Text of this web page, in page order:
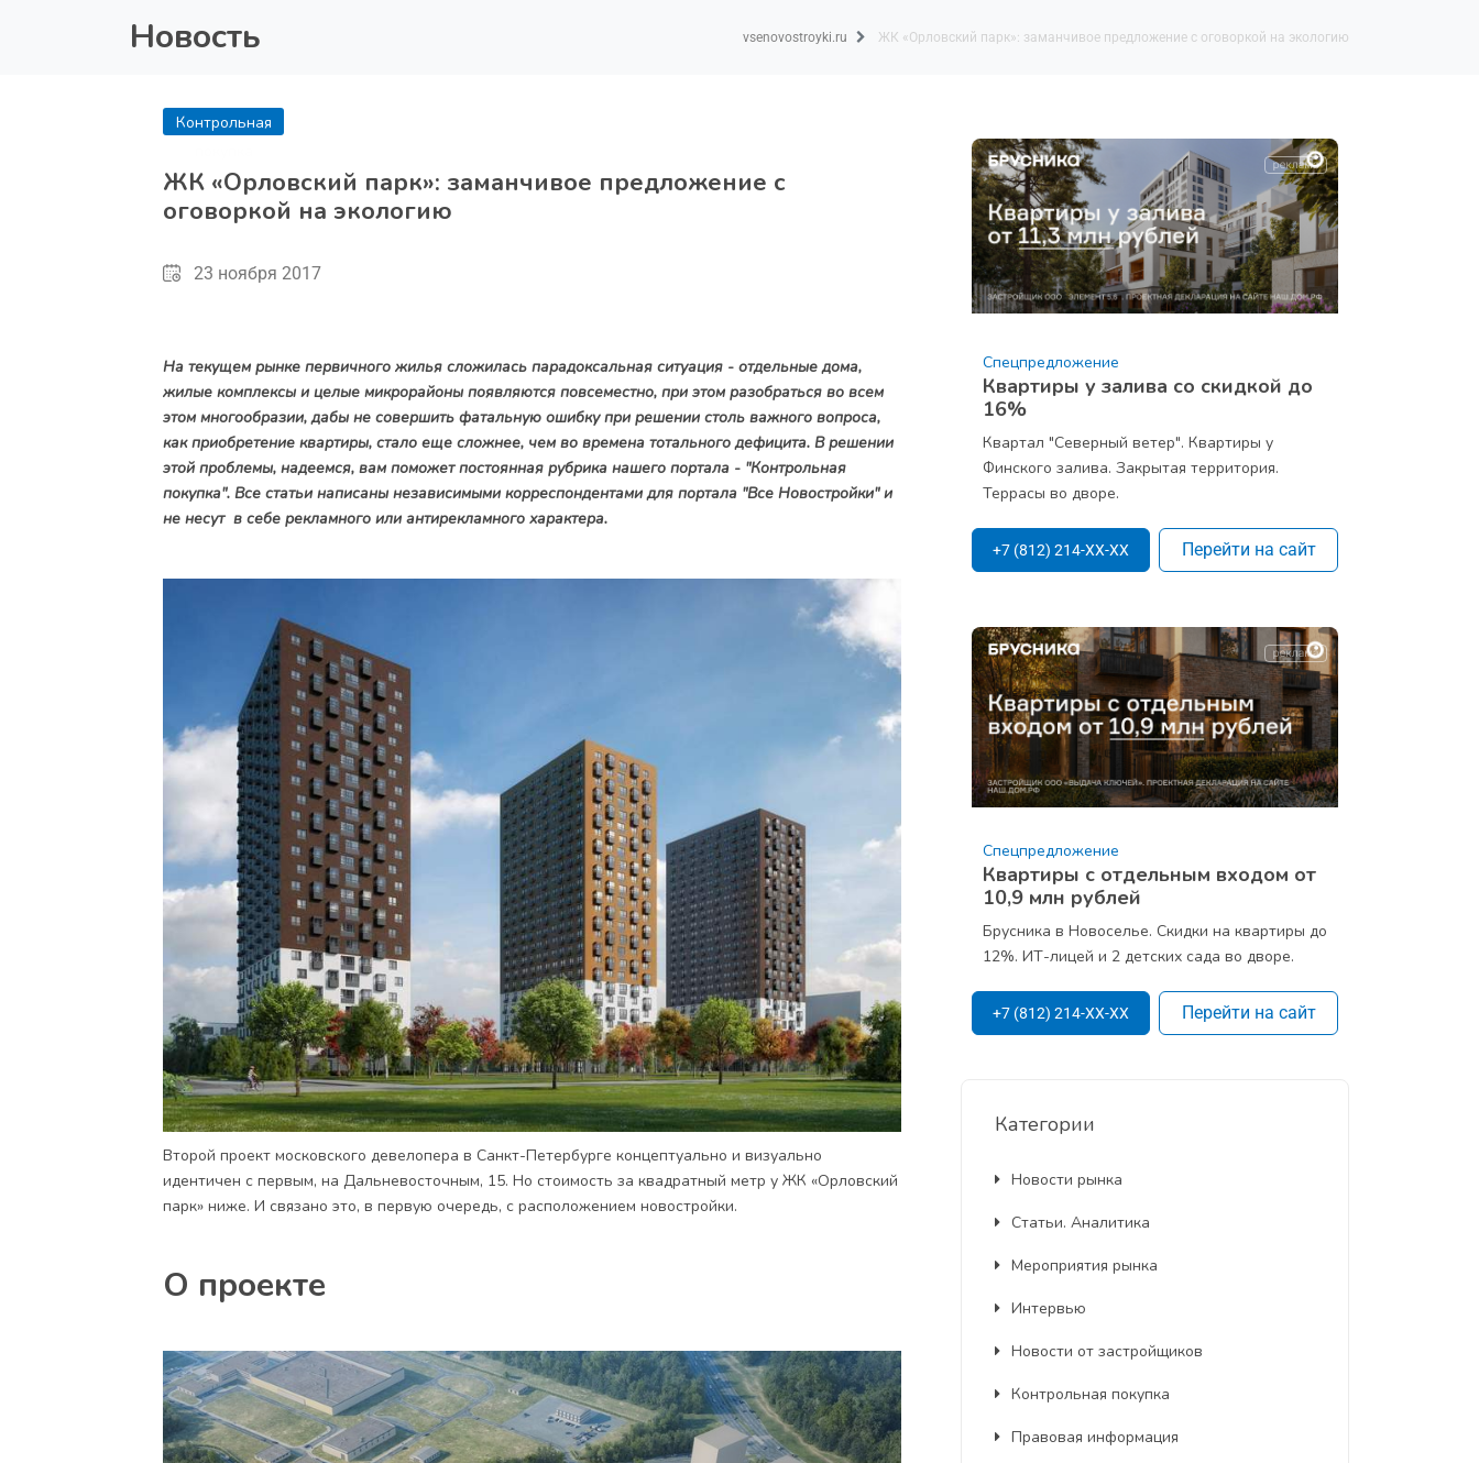
Новость vsenovostroyki.ru ЖК «Орловский парк»: заманчивое предложение с оговоркой на экологию
Контрольная
ЖК «Орловский парк»: заманчивое предложение с
оговоркой на экологию
23 ноября 2017
На текущем рынке первичного жилья сложилась парадоксальная ситуация - отдельные дома,
жилые комплексы и целые микрорайоны появляются повсеместно, при этом разобраться во всем
этом многообразии, дабы не совершить фатальную ошибку при решении столь важного вопроса,
как приобретение квартиры, стало еще сложнее, чем во времена тотального дефицита. В решении
этой проблемы, надеемся, вам поможет постоянная рубрика нашего портала - "Контрольная
покупка". Все статьи написаны независимыми корреспондентами для портала "Все Новостройки" и
не несут в себе рекламного или антирекламного характера.
Второй проект московского девелопера в Санкт-Петербурге концептуально и визуально
идентичен с первым, на Дальневосточным, 15. Но стоимость за квадратный метр у ЖК «Орловский
парк» ниже. И связано это, в первую очередь, с расположением новостройки.
О проекте
Спецпредложение
Квартиры у залива со скидкой до
16%
Квартал "Северный ветер". Квартиры у
Финского залива. Закрытая территория.
Террасы во дворе.
+7 (812) 214-XX-XX Перейти на сайт
Спецпредложение
Квартиры с отдельным входом от
10,9 млн рублей
Брусника в Новоселье. Скидки на квартиры до
12%. ИТ-лицей и 2 детских сада во дворе.
+7 (812) 214-XX-XX Перейти на сайт
Категории
Новости рынка
Статьи. Аналитика
Мероприятия рынка
Интервью
Новости от застройщиков
Контрольная покупка
Правовая информация